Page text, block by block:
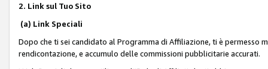
2. Link sul Tuo Sito
(a) Link Speciali
Dopo che ti sei candidato al Programma di Affiliazione, ti è permesso
rendicontazione, e accumulo delle commissioni pubblicitarie accurati.